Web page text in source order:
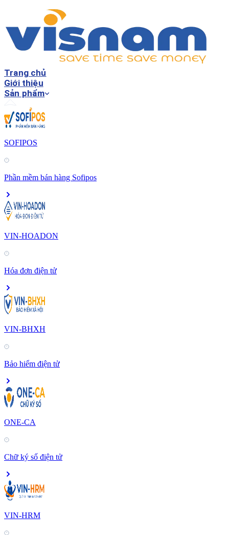
Trang chủ
Giới thiệu
Sản phẩm
SOFIPOS
Phần mềm bán hàng Sofipos
VIN-HOADON
Hóa đơn điện tử
VIN-BHXH
Bảo hiểm điện tử
ONE-CA
Chữ ký số điện tử
VIN-HRM